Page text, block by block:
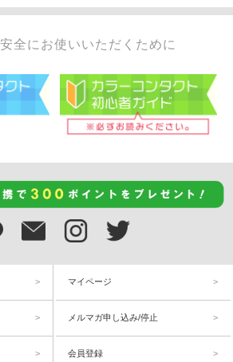
全にお使いいただくために
マイページ
メルマガ申し込み/停止
会員登録